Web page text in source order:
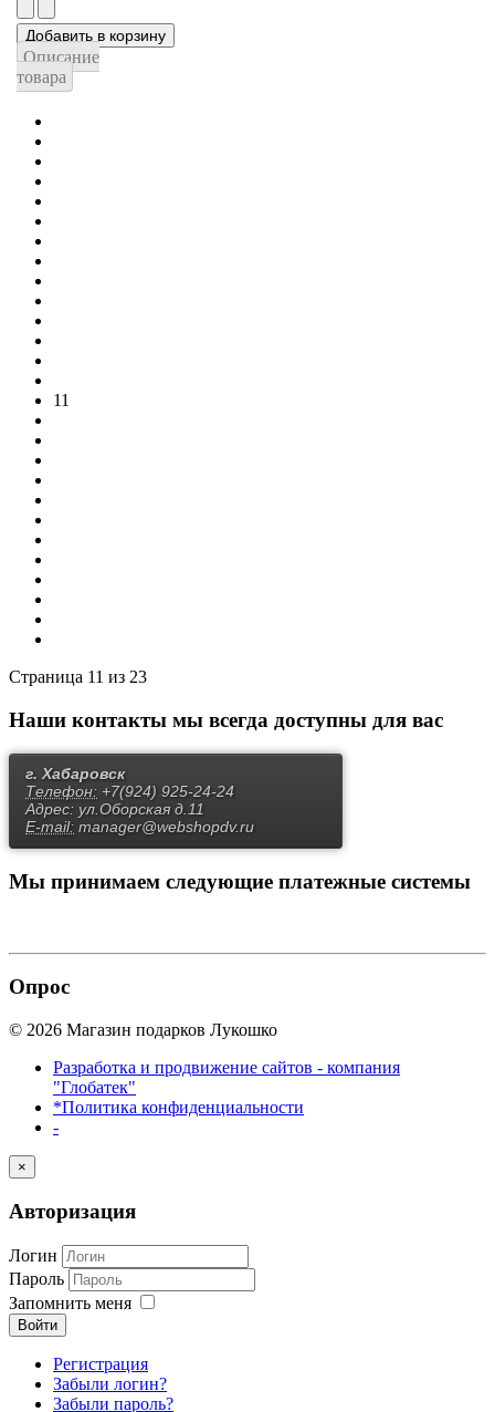
Описание
товара
11
Страница 11 из 23
Наши контакты мы всегда доступны для вас
г. Хабаровск
Телефон: +7(924) 925-24-24
Адрес: ул.Оборская д.11
E-mail: manager@webshopdv.ru
Мы принимаем следующие платежные системы
Опрос
© 2026 Магазин подарков Лукошко
Разработка и продвижение сайтов - компания
"Глобатек"
*Политика конфиденциальности
-
×
Авторизация
Логин
Пароль
Запомнить меня
Войти
Регистрация
Забыли логин?
Забыли пароль?